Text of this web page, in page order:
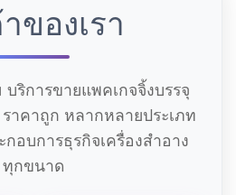
ของเรา
ริการขายแพคเกจจิ้งบรรจุ
าคาถูก หลากหลายประเภท
กอบการธุรกิจเครื่องสำอาง
ทุกขนาด